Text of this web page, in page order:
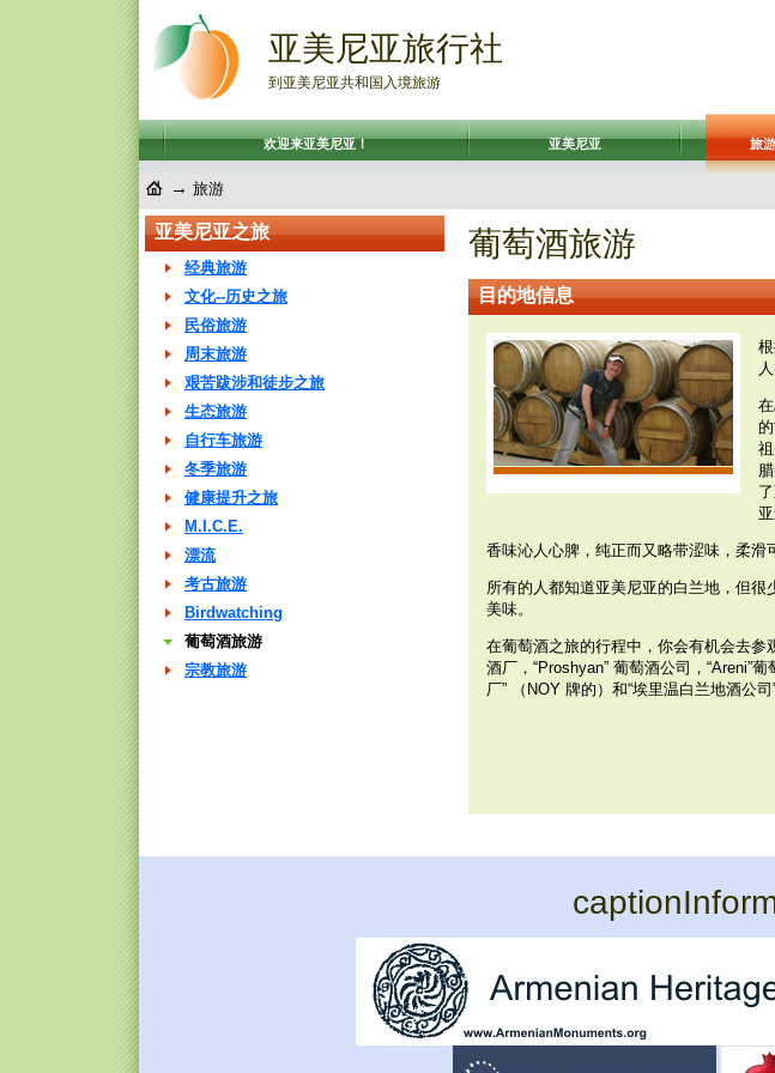
亚美尼亚旅行社
到亚美尼亚共和国入境旅游
欢迎来亚美尼亚！ 亚美尼亚 旅游
→ 旅游
亚美尼亚之旅
经典旅游
文化--历史之旅
民俗旅游
周末旅游
艰苦跋涉和徒步之旅
生态旅游
自行车旅游
冬季旅游
健康提升之旅
M.I.C.E.
漂流
考古旅游
Birdwatching
葡萄酒旅游
宗教旅游
葡萄酒旅游
目的地信息
香味沁人心脾，纯正而又略带涩味，柔
所有的人都知道亚美尼亚的白兰地，但
美味。
在葡萄酒之旅的行程中，你会有机会去参
酒厂，“Proshyan” 葡萄酒公司，“Areni”
厂” （NOY 牌的）和“埃里温白兰地酒公